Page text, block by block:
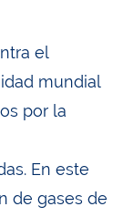
el
mundial
por la
En este
de gases de